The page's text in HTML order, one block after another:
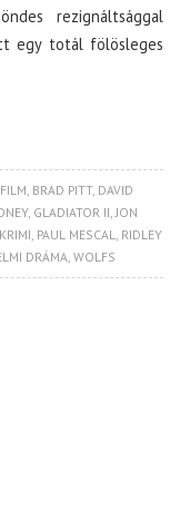
rezignáltsággal
egy totál fölösleges
, BRAD PITT, DAVID
, GLADIATOR II,JON
KRIMI, PAUL MESCAL, RIDLEY
DRÁMA,WOLFS